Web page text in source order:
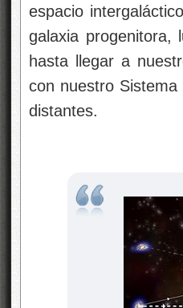
espacio
galaxia progenitora,
hasta llegar a
con nuestro
distantes.